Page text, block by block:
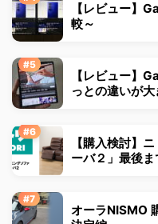
【レビュー】
較～
【レビュー】
っとの違いが
【購入検討】
ーバ２」最後
オーラNISMO